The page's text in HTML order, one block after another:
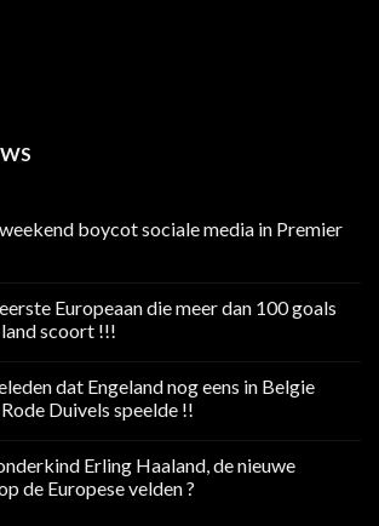
boycot sociale media in Premier
Europeaan die meer dan 100 goals
scoort !!!
dat Engeland nog eens in Belgie
Duivels speelde !!
Erling Haaland, de nieuwe
de Europese velden ?